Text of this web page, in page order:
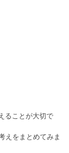
ることが大切で
えをまとめてみま